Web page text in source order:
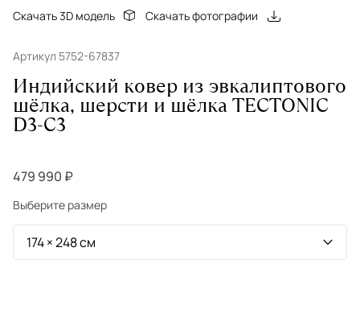
Скачать 3D модель Скачать фотографии
Артикул 5752-67837
Индийский ковер из эвкалиптового
шёлка, шерсти и шёлка TECTONIC
D3-C3
479 990 ₽
Выберите размер